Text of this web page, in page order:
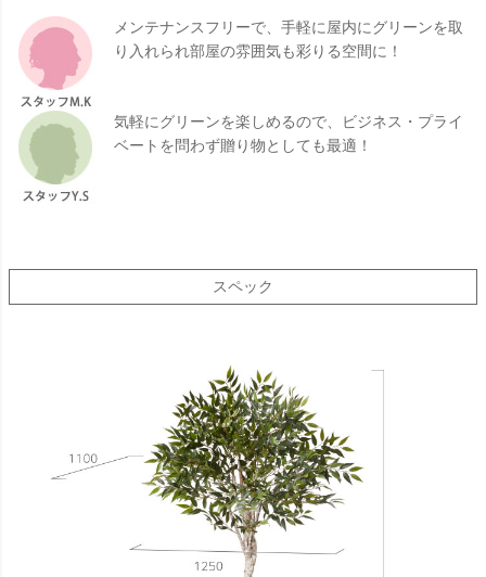
メンテナンスフリーで、手軽に屋内にグリーンを取
り入れられ部屋の雰囲気も彩りる空間に！
気軽にグリーンを楽しめるので、ビジネス・プライ
ベートを問わず贈り物としても最適！
スペック